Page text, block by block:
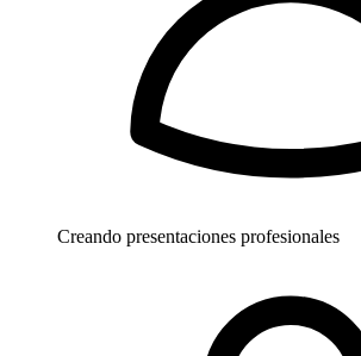
Creando presentaciones profesionales